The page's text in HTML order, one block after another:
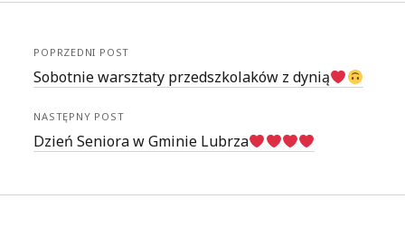
POPRZEDNI POST
Sobotnie warsztaty przedszkolaków z dynią
NASTĘPNY POST
Dzień Seniora w Gminie Lubrza